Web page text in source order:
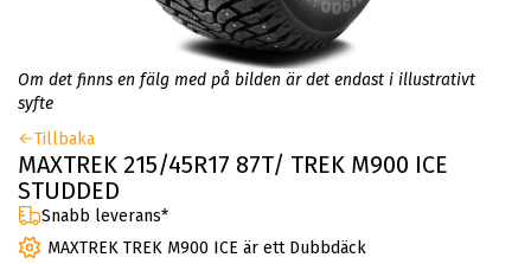
Om det finns en fälg med på bilden är det endast i illustrativt
syfte
Tillbaka
MAXTREK 215/45R17 87T/ TREK M900 ICE
STUDDED
Snabb leverans*
MAXTREK TREK M900 ICE är ett Dubbdäck